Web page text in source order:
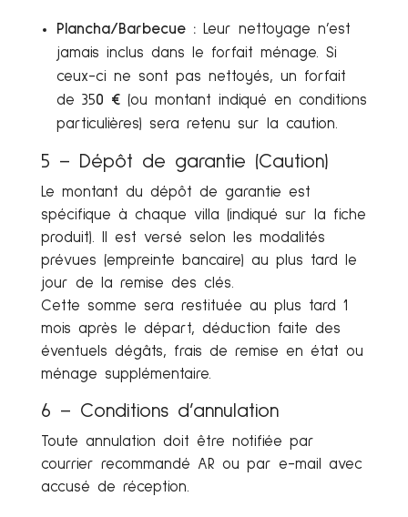
Plancha/Barbecue :Leur nettoyage n’est
jamais inclus dans le forfait ménage. Si
ceux-ci ne sont pas nettoyés, un forfait
de 350 €(ou montant indiqué en conditions
particulières) sera retenu sur la caution.
5 – Dépôt de garantie (Caution)
Le montant du dépôt de garantie est
spécifique à chaque villa (indiqué sur la fiche
produit). Il est versé selon les modalités
prévues (empreinte bancaire) au plus tard le
jour de la remise des clés.
Cette somme sera restituée au plus tard 1
mois après le départ, déduction faite des
éventuels dégâts, frais de remise en état ou
ménage supplémentaire.
6 – Conditions d’annulation
Toute annulation doit être notifiée par
courrier recommandé AR ou par e-mail avec
accusé de réception.